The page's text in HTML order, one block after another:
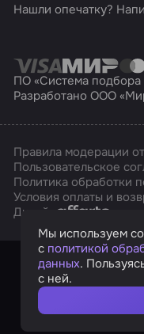
Нашли опечатку?
ПО «Система подбора
Разработано ООО
Правила модерации
Пользовательское
Политика обработки
Условия оплаты и
Дизайн Affarts
Мы используем
с политикой
данных.
с ней.